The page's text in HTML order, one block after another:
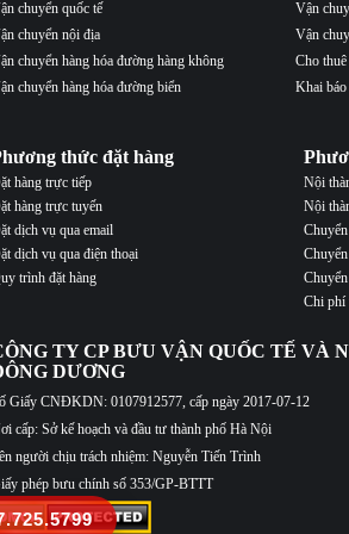
chuyển quốc tế
chuyển nội địa
chuyển hàng hóa đường hàng không
chuyển hàng hóa đường biển
Vận
Vận
Cho
Khai
thức đặt hàng
hàng trực tiếp
hàng trực tuyến
dịch vụ qua email
dịch vụ qua điện thoại
trình đặt hàng
Nội
Nội
Chi phí
TY CP BƯU VẬN QUỐC TẾ VÀ
DƯƠNG
Giấy CNĐKDN: 0107912577, cấp ngày 2017-07-12
cấp: Sở kế hoạch và đầu tư thành phố Hà Nội
người chịu trách nhiệm: Nguyễn Tiến Trình
phép bưu chính số 353/GP-BTTT